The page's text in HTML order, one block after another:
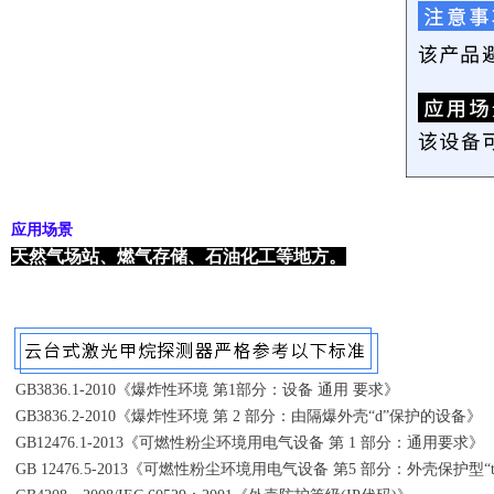
应用场景
天然气场站、燃气存储、石油化工等地方。
GB3836.1-2010《爆炸性环境 第1部分：设备 通用 要求》
GB3836.2-2010《爆炸性环境 第 2 部分：由隔爆外壳“d”保护的设备》
GB12476.1-2013《可燃性粉尘环境用电气设备 第 1 部分：通用要求》
GB 12476.5-2013《可燃性粉尘环境用电气设备 第5 部分：外壳保护型